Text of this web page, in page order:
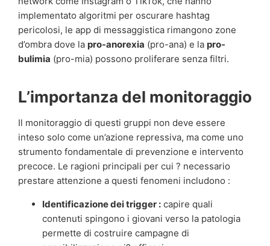
implementato algoritmi per oscurare hashtag
pericolosi, le app di messaggistica rimangono zone
d’ombra dove la pro-anorexia (pro-ana) e la pro-
bulimia (pro-mia) possono proliferare senza filtri.
L’importanza del monitoraggio
Il monitoraggio di questi gruppi non deve essere
inteso solo come un’azione repressiva, ma come uno
strumento fondamentale di prevenzione e intervento
precoce. Le ragioni principali per cui ? necessario
prestare attenzione a questi fenomeni includono :
Identificazione dei trigger : capire quali
contenuti spingono i giovani verso la patologia
permette di costruire campagne di